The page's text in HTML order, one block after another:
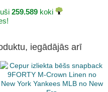
259.589 koki
iegādājās arī